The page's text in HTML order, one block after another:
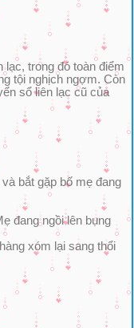
lạc, trong đó toàn điểm
tội nghịch ngợm. Còn
sổ liên lạc cũ của
bắt gặp bố mẹ đang
đang ngồi lên bụng
xóm lại sang thổi